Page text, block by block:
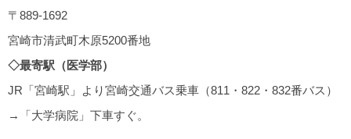
〒889-1692
宮崎市清武町木原5200番地
◇最寄駅（医学部）
JR「宮崎駅」より宮崎交通バス乗車（811・822・832番バス）
→「大学病院」下車すぐ。